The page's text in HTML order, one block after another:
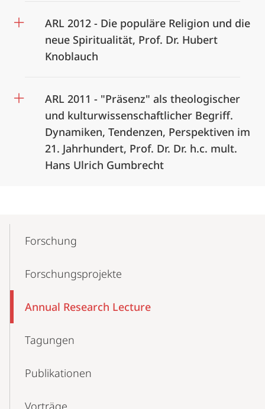
ARL 2012 - Die populäre Religion und die
neue Spiritualität, Prof. Dr. Hubert
Knoblauch
ARL 2011 - "Präsenz" als theologischer
und kulturwissenschaftlicher Begriff.
Dynamiken, Tendenzen, Perspektiven im
21. Jahrhundert, Prof. Dr. Dr. h.c. mult.
Hans Ulrich Gumbrecht
NavigationForschung
Forschungs­projekte
Annual Research Lecture
Tagungen
Publikationen